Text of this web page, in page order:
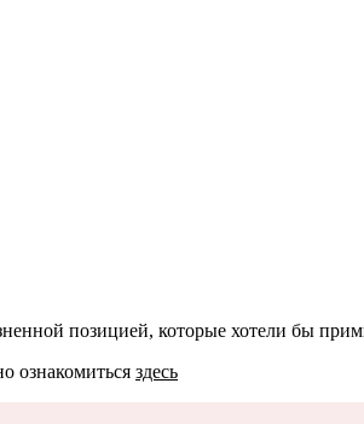
позицией, которые хотели бы
ознакомиться здесь